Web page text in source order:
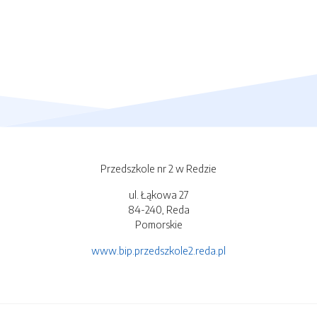
Przedszkole nr 2 w Redzie
ul. Łąkowa 27
84-240, Reda
Pomorskie
www.bip.przedszkole2.reda.pl